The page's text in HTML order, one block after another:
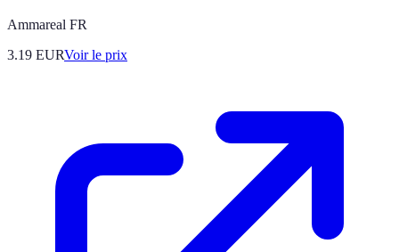
Ammareal FR
3.19 EURVoir le prix